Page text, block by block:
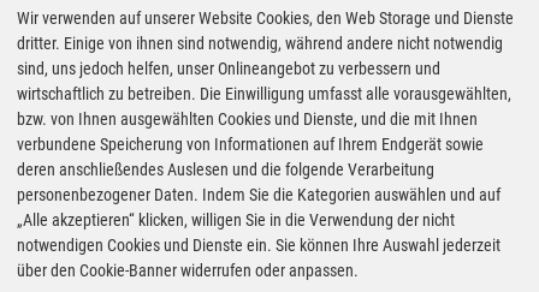
vor 37 Minuten
ganztägig geöffnet
Entfernung: ca. 8.7 km* Route planen
2.039€
vor 22 Minuten
Shell
Ruselstr. 8, 94469 Deggendorf
geöffnet bis 20:00 Uhr
Entfernung: ca. 5.9 km * Route planen
2.049€
13:35 Uhr
BayWa
Hengersberger Str. 33, 94469 Deggendorf
ganztägig geöffnet
Wir verwenden auf unserer Website Cookies, den Web Storage und Dienste
dritter. Einige von ihnen sind notwendig, während andere nicht notwendig
sind, uns jedoch helfen, unser Onlineangebot zu verbessern und
wirtschaftlich zu betreiben. Die Einwilligung umfasst alle vorausgewählten,
bzw. von Ihnen ausgewählten Cookies und Dienste, und die mit Ihnen
verbundene Speicherung von Informationen auf Ihrem Endgerät sowie
deren anschließendes Auslesen und die folgende Verarbeitung
personenbezogener Daten. Indem Sie die Kategorien auswählen und auf
„Alle akzeptieren“ klicken, willigen Sie in die Verwendung der nicht
notwendigen Cookies und Dienste ein. Sie können Ihre Auswahl jederzeit
über den Cookie-Banner widerrufen oder anpassen.